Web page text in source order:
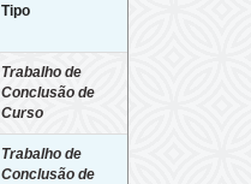
Tipo
Trabalho de
Conclusão de
Curso
Trabalho de
Conclusão de